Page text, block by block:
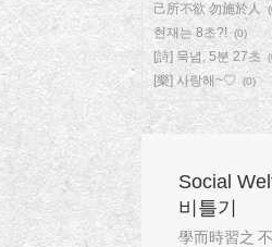
己所不欲 勿施於人
현재는 8초?! (0)
[詩] 묵념, 5분 27초
[樂] 사랑해~♡ (0)
Social
비틀기
學而時習之